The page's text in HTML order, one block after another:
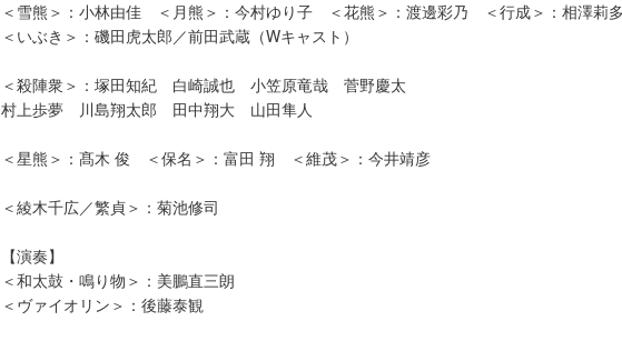
＜雪熊＞：小林由佳 ＜月熊＞：今村ゆり子 ＜花熊＞：渡邊彩乃 ＜行成＞：相澤莉
＜いぶき＞：磯田虎太郎／前田武蔵（Wキャスト）
＜殺陣衆＞：塚田知紀 白崎誠也 小笠原竜哉 菅野慶太
村上歩夢 川島翔太郎 田中翔大 山田隼人
＜星熊＞：髙木 俊 ＜保名＞：富田 翔 ＜維茂＞：今井靖彦
＜綾木千広／繁貞＞：菊池修司
【演奏】
＜和太鼓・鳴り物＞：美鵬直三朗
＜ヴァイオリン＞：後藤泰観